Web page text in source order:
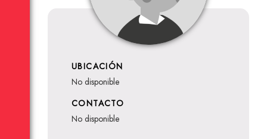
UBICACIÓN
no disponible
CONTACTO
no disponible